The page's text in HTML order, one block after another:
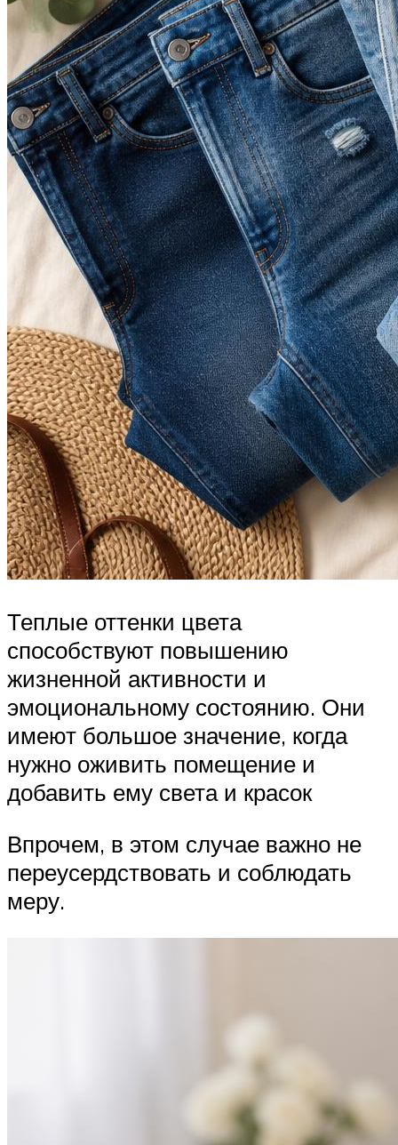
Теплые оттенки цвета
способствуют повышению
жизненной активности и
эмоциональному состоянию. Они
имеют большое значение, когда
нужно оживить помещение и
добавить ему света и красок
Впрочем, в этом случае важно не
переусердствовать и соблюдать
меру.